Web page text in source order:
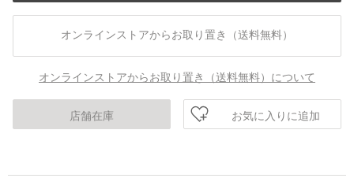
オンラインストアからお取り置き（送料無料）
オンラインストアからお取り置き（送料無料）について
店舗在庫 お気に入りに追加